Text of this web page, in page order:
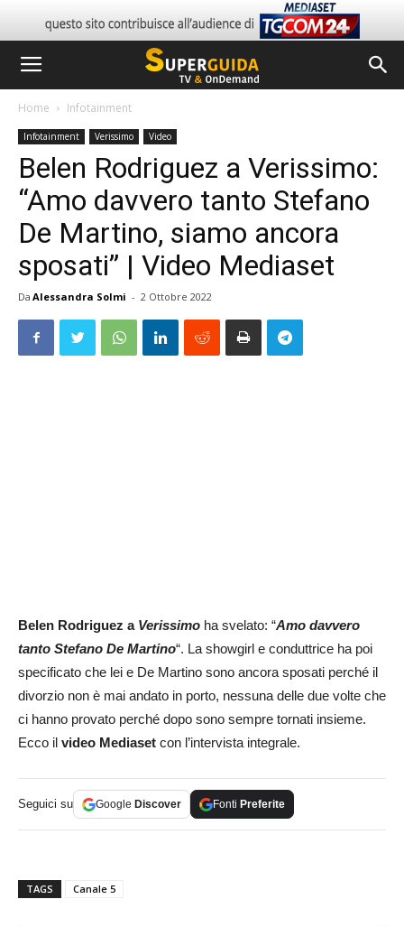
Home Infotainment
Infotainment Verissimo Video
Belen Rodriguez a Verissimo:
“Amo davvero tanto Stefano
De Martino, siamo ancora
sposati” | Video Mediaset
Da Alessandra Solmi - 2 Ottobre 2022
Belen Rodriguez a Verissimo ha svelato: “Amo davvero
tanto Stefano De Martino“. La showgirl e conduttrice ha poi
specificato che lei e De Martino sono ancora sposati perché il
divorzio non è mai andato in porto, nessuna delle due volte che
ci hanno provato perché dopo sono sempre tornati insieme.
Ecco il video Mediaset con l’intervista integrale.
Seguici su Google Discover Fonti Preferite
TAGS Canale 5